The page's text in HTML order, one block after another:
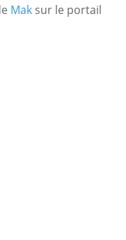
Mak sur le portail